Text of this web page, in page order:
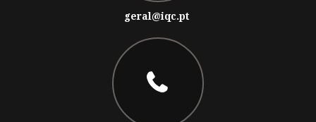
geral@iqc.pt